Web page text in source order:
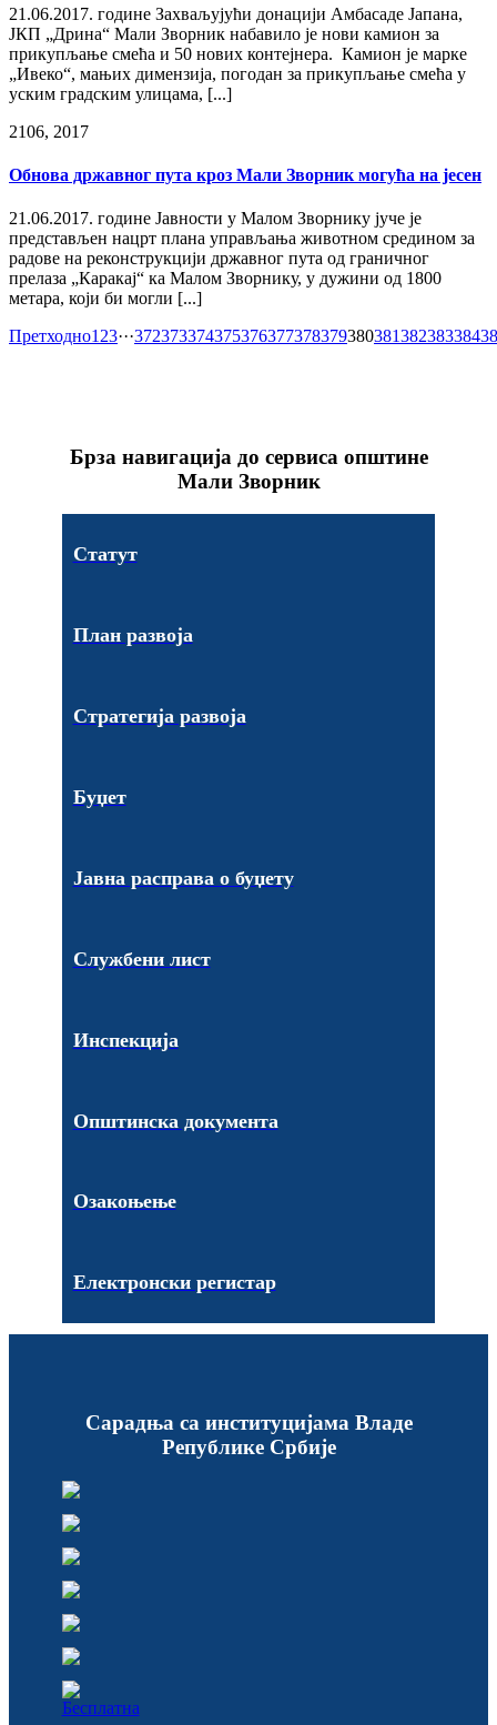
21.06.2017. године Захваљујући донацији Амбасаде Јапана,
ЈКП „Дрина“ Мали Зворник набавило је нови камион за
прикупљање смећа и 50 нових контејнера. Камион је марке
„Ивеко“, мањих димензија, погодан за прикупљање смећа у
уским градским улицама, [...]
2106, 2017
Обнова државног пута кроз Мали Зворник могућа на јесен
21.06.2017. године Јавности у Малом Зворнику јуче је
представљен нацрт плана управљања животном средином за
радове на реконструкцији државног пута од граничног
прелаза „Каракај“ ка Малом Зворнику, у дужини од 1800
метара, који би могли [...]
Претходно1 23···372373374375376377378379380381382383384
Брза навигација до сервиса општине
Мали Зворник
Статут
План развоја
Стратегија развоја
Буџет
Јавна расправа о буџету
Службени лист
Инспекција
Општинска документа
Озакоњење
Електронски регистар
Сарадња са институцијама Владе
Републике Србије